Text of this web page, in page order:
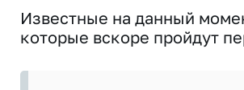
Известные на данный
которые вскоре пройдут